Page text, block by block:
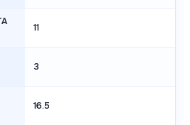
11
3
16.5